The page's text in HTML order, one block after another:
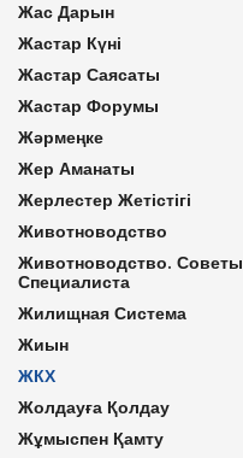
Жас Дарын
Жастар Күні
Жастар Саясаты
Жастар Форумы
Жәрмеңке
Жер Аманаты
Жерлестер Жетістігі
Животноводство
Животноводство. Советы
Специалиста
Жилищная Система
Жиын
ЖКХ
Жолдауға Қолдау
Жұмыспен Қамту